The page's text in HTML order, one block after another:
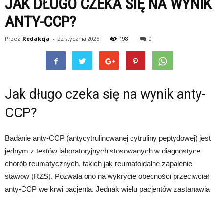
JAK DŁUGO CZEKA SIĘ NA WYNIK
ANTY-CCP?
Przez Redakcja - 22 stycznia 2025 198 0
Jak długo czeka się na wynik anty-
CCP?
Badanie anty-CCP (antycytrulinowanej cytruliny peptydowej) jest
jednym z testów laboratoryjnych stosowanych w diagnostyce
chorób reumatycznych, takich jak reumatoidalne zapalenie
stawów (RZS). Pozwala ono na wykrycie obecności przeciwciał
anty-CCP we krwi pacjenta. Jednak wielu pacjentów zastanawia